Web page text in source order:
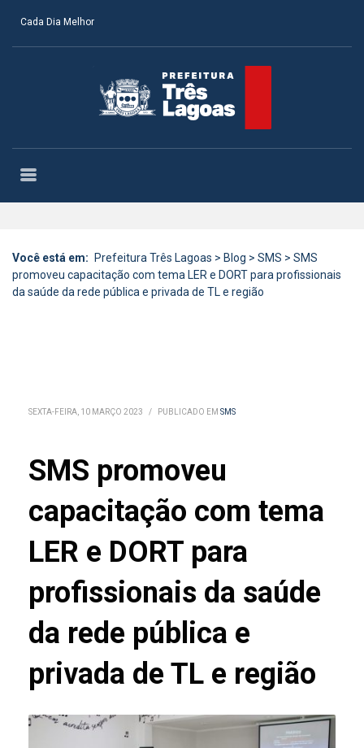
Cada Dia Melhor
Você está em: Prefeitura Três Lagoas > Blog > SMS > SMS
promoveu capacitação com tema LER e DORT para profissionais
da saúde da rede pública e privada de TL e região
SEXTA-FEIRA, 10 MARÇO 2023 / PUBLICADO EM SMS
SMS promoveu
capacitação com tema
LER e DORT para
profissionais da saúde
da rede pública e
privada de TL e região